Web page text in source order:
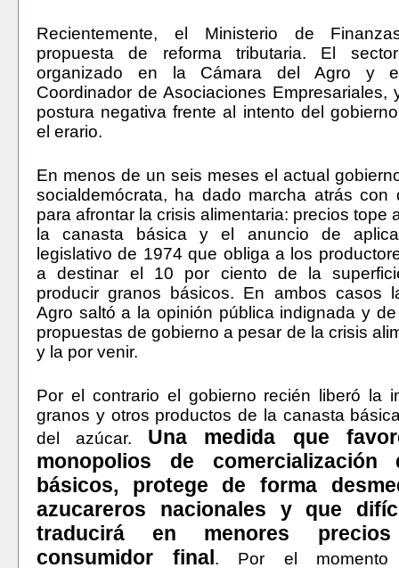
Recientemente, el Ministerio de
propuesta de reforma tributaria. El
organizado en la Cámara del Agro y
Coordinador de Asociaciones Empresariales,
postura negativa frente al intento del
el erario.
En menos de un seis meses el actual
socialdemócrata, ha dado marcha atrás con
para afrontar la crisis alimentaria: precios tope
la canasta básica y el anuncio de
legislativo de 1974 que obliga a los
a destinar el 10 por ciento de la
producir granos básicos. En ambos casos
Agro saltó a la opinión pública indignada y
propuestas de gobierno a pesar de la crisis
y la por venir.
Por el contrario el gobierno recién liberó la
granos y otros productos de la canasta
del azúcar. Una medida que
monopolios de comercialización
básicos, protege de forma
azucareros nacionales y que
traducirá en menores
consumidor final. Por el momento